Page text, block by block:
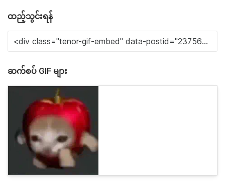
ထည့်သွင်းရန်
ဆက်စပ် GIF များ